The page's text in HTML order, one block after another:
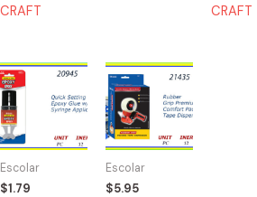
CRAFT
CRAFT
Escolar
$1.79
20945
-2011
EPOXY
GLUE
quantity
Escolar
$5.95
21435
-
MAQUINA
PARA
TAPE
quantity